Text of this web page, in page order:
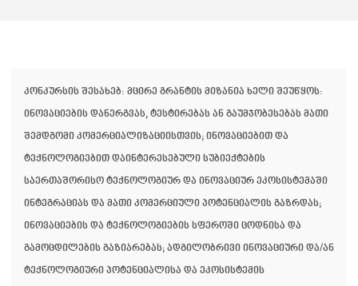
კონკურსის შესახებ: მცირე გრანტის მიზანია ხელი შეუწყოს:
ინოვაციების დანერგვას, ტესტირებას ან გაუმჯობესებას მათი
შემდგომი კომერციალიზაციისთვის; ინოვაციებით და
ტექნოლოგიებით დაინტერესებული სუბიექტების
საერთაშორისო ტექნოლოგიურ და ინოვაციურ ეკოსისტემაში
ინტეგრაციას და მათი კომერციული პოტენციალის გაზრდას;
ინოვაციების და ტექნოლოგიების სფეროში ცოდნისა და
გამოცდილების გაზიარებას; ადგილობრივი ინოვაციური და/ან
ტექნოლოგიური პოტენციალისა და ეკოსისტემის